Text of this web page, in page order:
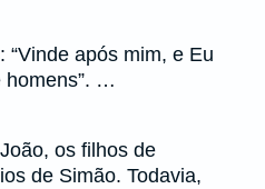
“Vinde após mim, e Eu
homens”. …
os filhos de
de Simão. Todavia,